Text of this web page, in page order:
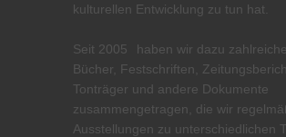
kulturellen Entwicklung zu tun hat.
Seit 2005
haben wir dazu
Bücher, Festschriften,
Tonträger und andere Dokumente
zusammengetragen, die wir
Ausstellungen zu unterschiedlichen